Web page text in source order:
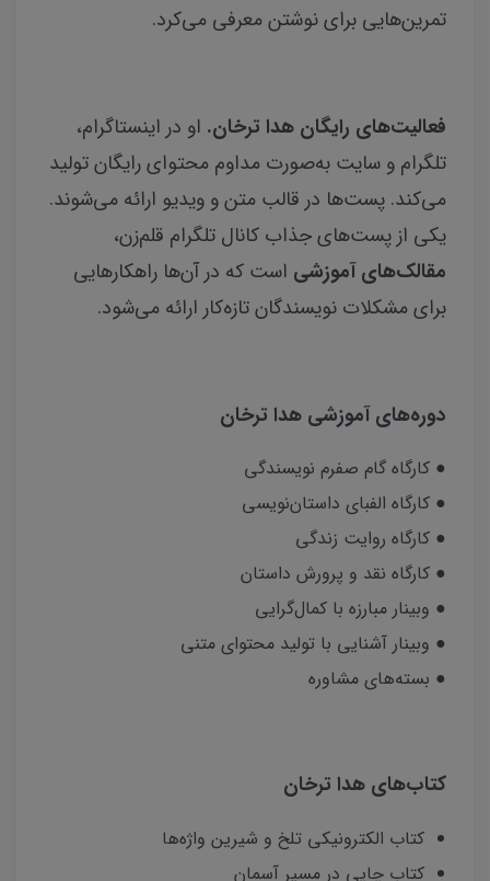
تمرین‌هایی برای نوشتن معرفی می‌کرد.
فعالیت‌های رایگان هدا ترخان. او در اینستاگرام،
تلگرام و سایت به‌صورت مداوم محتوای رایگان تولید
می‌کند. پست‌ها در قالب متن و ویدیو ارائه می‌شوند.
یکی از پست‌های جذاب کانال تلگرام قلم‌زن،
مقالک‌های آموزشی است که در آن‌ها راهکارهایی
برای مشکلات نویسندگان تازه‌کار ارائه می‌شود.
دوره‌های آموزشی هدا ترخان
● کارگاه گام صفرم نویسندگی
● کارگاه الفبای داستان‌نویسی
● کارگاه روایت زندگی
● کارگاه نقد و پرورش داستان
● وبینار مبارزه با کمال‌گرایی
● وبینار آشنایی با تولید محتوای متنی
● بسته‌های مشاوره
کتاب‌های هدا ترخان
کتاب الکترونیکی تلخ و شیرین واژه‌ها
کتاب چاپی در مسیر آسمان